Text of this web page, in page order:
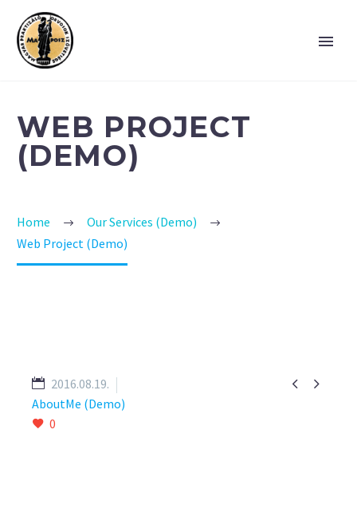
WEB PROJECT
(DEMO)
Home
Our Services (Demo)
Web Project (Demo)
 
2016.08.19.
AboutMe (Demo)
0